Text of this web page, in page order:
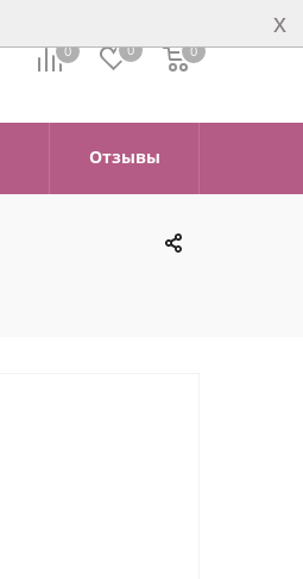
x
0 0 0
0
Отзывы